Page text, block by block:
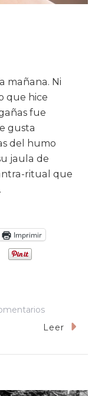
mañana. Ni
que hice
fue
gusta
del humo
jaula de
ritual que
Imprimir
En
El
Leer